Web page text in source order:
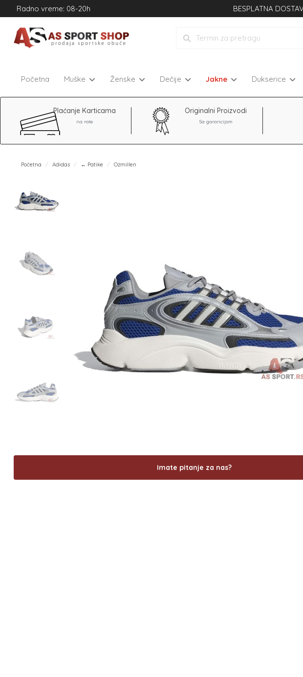
Radno vreme: 08-20h BESPLATNA
Početna Muške Ženske Dečije Jakne Dukserice
Plaćanje Karticama
na rate
Originalni Proizvodi
Sa garancijom
Početna Adidas ← Patike Ozmillen
Imate pitanje za nas?